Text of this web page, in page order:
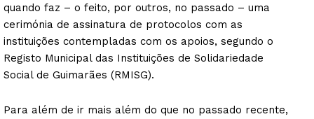
quando faz – o feito, por outros, no passado – uma
cerimónia de assinatura de protocolos com as
instituições contempladas com os apoios, segundo o
Registo Municipal das Instituições de Solidariedade
Social de Guimarães (RMISG).
Para além de ir mais além do que no passado recente,